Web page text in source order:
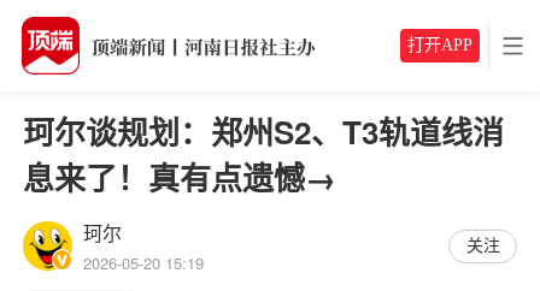
打开APP
珂尔谈规划：郑州S2、T3轨道线消
息来了！真有点遗憾→
珂尔
2026-05-20 15:19
关注